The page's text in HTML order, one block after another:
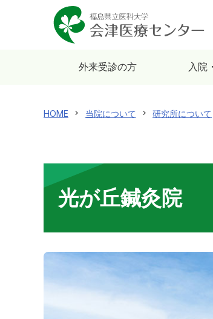
外来受診の方 入院
HOME 当院について 研究所について
光が丘鍼灸院